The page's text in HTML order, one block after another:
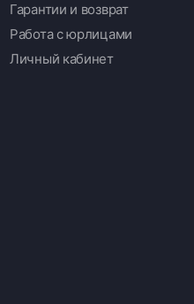
Гарантии и возврат
Работа с юрлицами
Личный кабинет